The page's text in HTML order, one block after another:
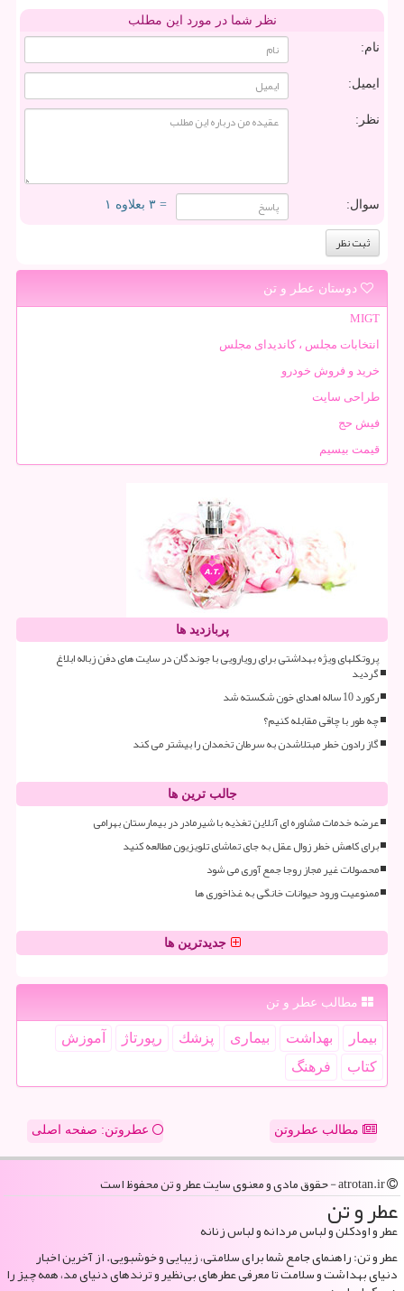
نظر شما در مورد این مطلب
نام:
ایمیل:
نظر:
سوال: = ۳ بعلاوه ۱
دوستان عطر و تن
MIGT
انتخابات مجلس ، کاندیدای مجلس
خرید و فروش خودرو
طراحی سایت
فیش حج
قیمت بیسیم
پربازدید ها
پروتکلهای ویژه بهداشتی برای رویارویی با جوندگان در سایت های دفن زباله ابلاغ
گردید
رکورد 10 ساله اهدای خون شکسته شد
چه طور با چاقی مقابله کنیم؟
گاز رادون خطر مبتلاشدن به سرطان تخمدان را بیشتر می کند
جالب ترین ها
عرضه خدمات مشاوره ای آنلاین تغذیه با شیرمادر در بیمارستان بهرامی
برای کاهش خطر زوال عقل به جای تماشای تلویزیون مطالعه کنید
محصولات غیر مجاز روجا جمع آوری می شود
ممنوعیت ورود حیوانات خانگی به غذاخوری ها
جدیدترین ها
مطالب عطر و تن
بیمار بهداشت بیماری پزشك رپورتاژ
آموزش
كتاب
فرهنگ
مطالب عطروتن عطروتن: صفحه اصلی
عطر و تن
عطر و اودکلن و لباس مردانه و لباس زنانه
عطر و تن: راهنمای جامع شما برای سلامتی، زیبایی و خوشبویی. از آخرین اخبار
دنیای بهداشت و سلامت تا معرفی عطرهای بی‌نظیر و ترندهای دنیای مد، همه چیز را